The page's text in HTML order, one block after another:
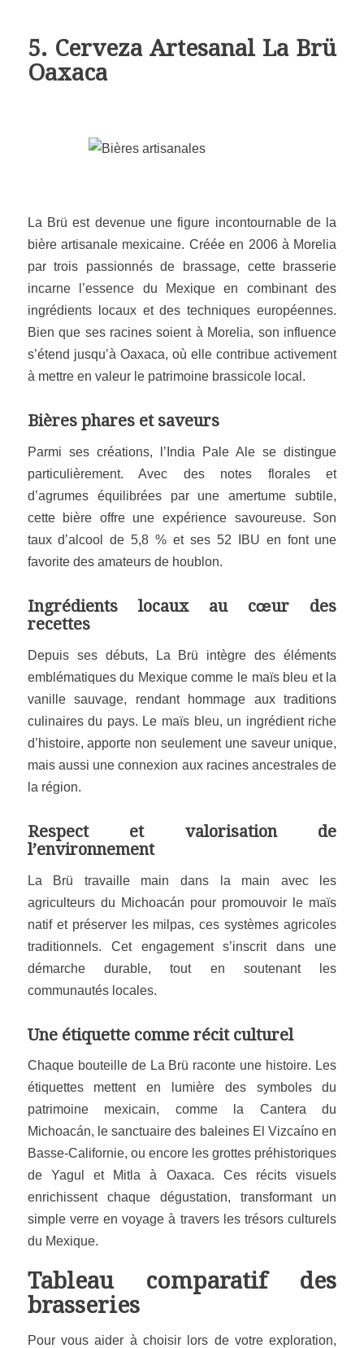
5. Cerveza Artesanal La Brü
Oaxaca
La Brü est devenue une figure incontournable de la
bière artisanale mexicaine. Créée en 2006 à Morelia
par trois passionnés de brassage, cette brasserie
incarne l’essence du Mexique en combinant des
ingrédients locaux et des techniques européennes.
Bien que ses racines soient à Morelia, son influence
s’étend jusqu’à Oaxaca, où elle contribue activement
à mettre en valeur le patrimoine brassicole local.
Bières phares et saveurs
Parmi ses créations, l’India Pale Ale se distingue
particulièrement. Avec des notes florales et
d’agrumes équilibrées par une amertume subtile,
cette bière offre une expérience savoureuse. Son
taux d’alcool de 5,8 % et ses 52 IBU en font une
favorite des amateurs de houblon.
Ingrédients locaux au cœur des
recettes
Depuis ses débuts, La Brü intègre des éléments
emblématiques du Mexique comme le maïs bleu et la
vanille sauvage, rendant hommage aux traditions
culinaires du pays. Le maïs bleu, un ingrédient riche
d’histoire, apporte non seulement une saveur unique,
mais aussi une connexion aux racines ancestrales de
la région.
Respect et valorisation de
l’environnement
La Brü travaille main dans la main avec les
agriculteurs du Michoacán pour promouvoir le maïs
natif et préserver les milpas, ces systèmes agricoles
traditionnels. Cet engagement s’inscrit dans une
démarche durable, tout en soutenant les
communautés locales.
Une étiquette comme récit culturel
Chaque bouteille de La Brü raconte une histoire. Les
étiquettes mettent en lumière des symboles du
patrimoine mexicain, comme la Cantera du
Michoacán, le sanctuaire des baleines El Vizcaíno en
Basse-Californie, ou encore les grottes préhistoriques
de Yagul et Mitla à Oaxaca. Ces récits visuels
enrichissent chaque dégustation, transformant un
simple verre en voyage à travers les trésors culturels
du Mexique.
Tableau comparatif des
brasseries
Pour vous aider à choisir lors de votre exploration,